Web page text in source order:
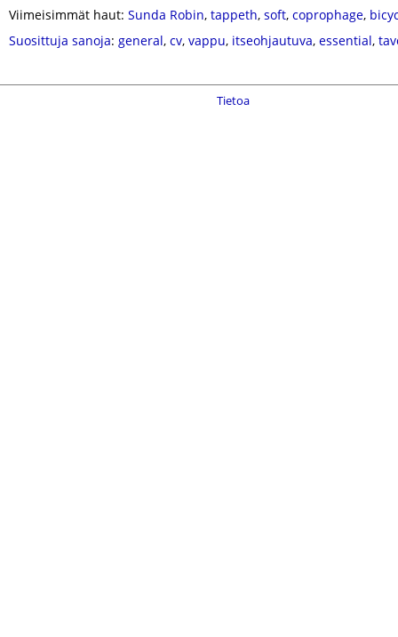
Viimeisimmät haut: Sunda Robin, tappeth, soft, coprophage,
Suosittuja sanoja: general, cv, vappu, itseohjautuva, essential,
Tietoa